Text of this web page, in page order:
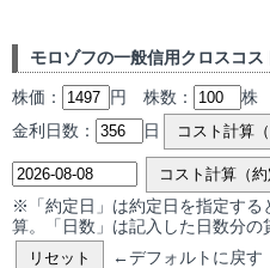
モロゾフの一般信用クロスコス
株価： 円 株数：
株
金利日数：
日 コスト計算（
コスト計算（約
※「約定日」は約定日を指定する
算。「日数」は記入した日数分の
リセット ←デフォルトに戻